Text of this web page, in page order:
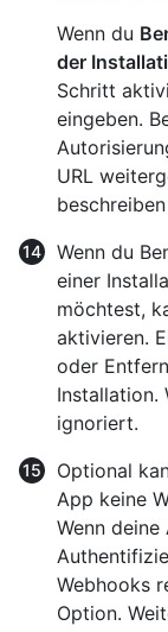
Wenn du
der
Schritt
eingeben.
URL
Wenn du
einer
möchtest,
aktivieren.
oder
Installation.
ignoriert.
Optional
App keine
Wenn
Webhooks
Option.